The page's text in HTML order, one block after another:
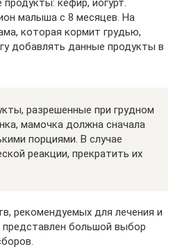
кефир, йогурт.
малыша с 8 месяцев. На
которая кормит грудью,
добавлять данные продукты в
разрешенные при грудном
мамочка должна сначала
порциями. В случае
реакции, прекратить их
рекомендуемых для лечения и
большой выбор